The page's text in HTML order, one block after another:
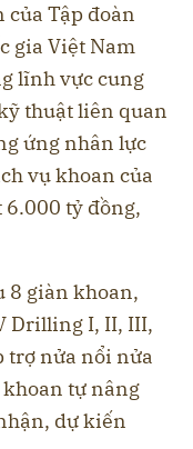
Tập đoàn
gia Việt Nam
lĩnh vực cung
thuật liên quan
ứng nhân lực
vụ khoan của
tỷ đồng,
8 giàn khoan,
Drilling I, II, III,
trợ nửa nổi nửa
tự nâng
dự kiến